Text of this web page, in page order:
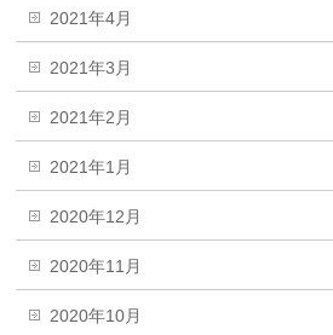
2021年4月
2021年3月
2021年2月
2021年1月
2020年12月
2020年11月
2020年10月